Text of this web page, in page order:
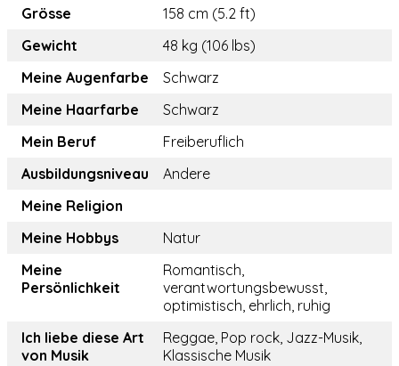
Grösse
158 cm (5.2 ft)
Gewicht
48 kg (106 lbs)
Meine Augenfarbe
Schwarz
Meine Haarfarbe
Schwarz
Mein Beruf
Freiberuflich
Ausbildungsniveau
Andere
Meine Religion
Meine Hobbys
Natur
Meine
Persönlichkeit
Romantisch,
verantwortungsbewusst,
optimistisch, ehrlich, ruhig
Ich liebe diese Art
von Musik
Reggae, Pop rock, Jazz-Musik,
Klassische Musik